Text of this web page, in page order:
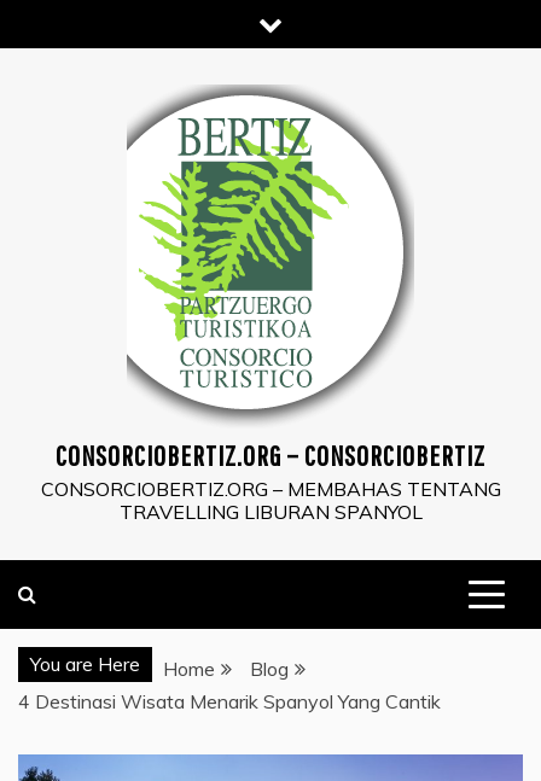
to
CONSORCIOBERTIZ.ORG – CONSORCIOBERTIZ
CONSORCIOBERTIZ.ORG – MEMBAHAS TENTANG
TRAVELLING LIBURAN SPANYOL
You are Here Home
Blog
4 Destinasi Wisata Menarik Spanyol Yang Cantik